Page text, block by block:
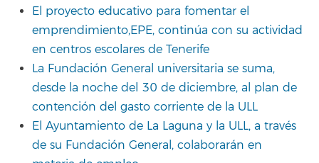
El proyecto educativo para fomentar el
emprendimiento,EPE, continúa con su actividad
en centros escolares de Tenerife
La Fundación General universitaria se suma,
desde la noche del 30 de diciembre, al plan de
contención del gasto corriente de la ULL
El Ayuntamiento de La Laguna y la ULL, a través
de su Fundación General, colaborarán en